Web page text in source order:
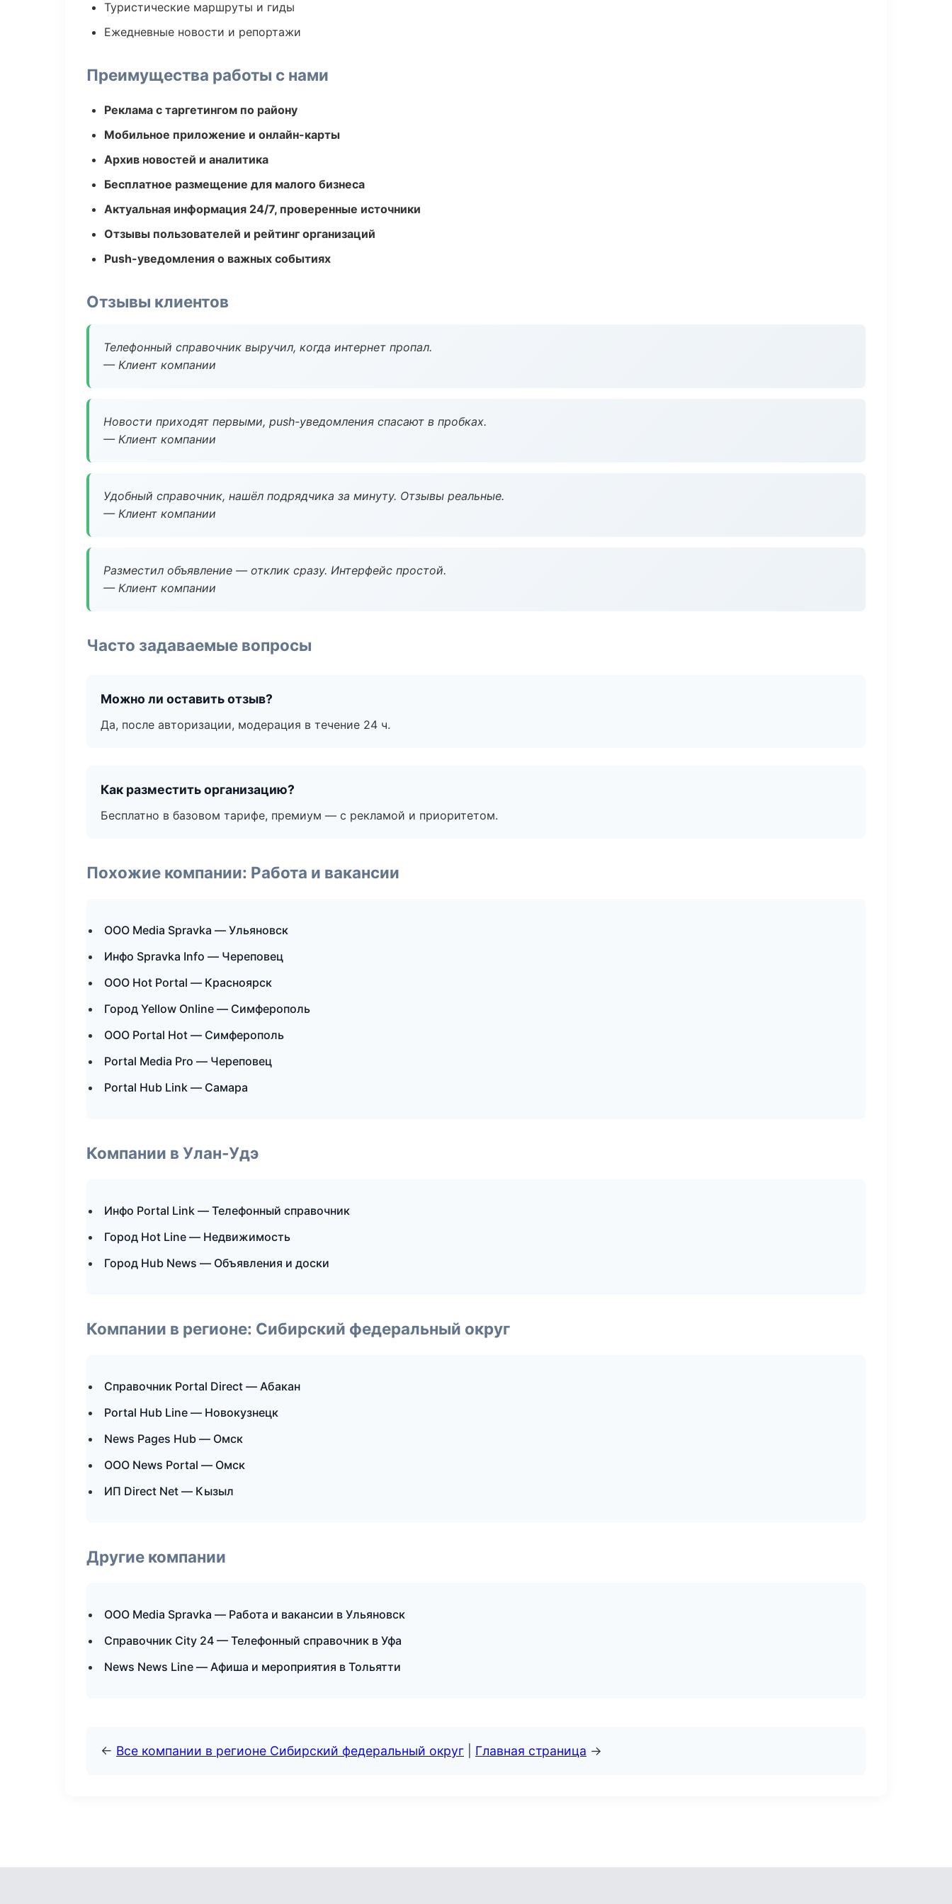
Туристические маршруты и гиды
Ежедневные новости и репортажи
Преимущества работы с нами
Реклама с таргетингом по району
Мобильное приложение и онлайн-карты
Архив новостей и аналитика
Бесплатное размещение для малого бизнеса
Актуальная информация 24/7, проверенные источники
Отзывы пользователей и рейтинг организаций
Push-уведомления о важных событиях
Отзывы клиентов
Телефонный справочник выручил, когда интернет пропал.
— Клиент компании
Новости приходят первыми, push-уведомления спасают в пробках.
— Клиент компании
Удобный справочник, нашёл подрядчика за минуту. Отзывы реальные.
— Клиент компании
Разместил объявление — отклик сразу. Интерфейс простой.
— Клиент компании
Часто задаваемые вопросы
Можно ли оставить отзыв?
Да, после авторизации, модерация в течение 24 ч.
Как разместить организацию?
Бесплатно в базовом тарифе, премиум — с рекламой и приоритетом.
Похожие компании: Работа и вакансии
ООО Media Spravka — Ульяновск
Инфо Spravka Info — Череповец
ООО Hot Portal — Красноярск
Город Yellow Online — Симферополь
ООО Portal Hot — Симферополь
Portal Media Pro — Череповец
Portal Hub Link — Самара
Компании в Улан-Удэ
Инфо Portal Link — Телефонный справочник
Город Hot Line — Недвижимость
Город Hub News — Объявления и доски
Компании в регионе: Сибирский федеральный округ
Справочник Portal Direct — Абакан
Portal Hub Line — Новокузнецк
News Pages Hub — Омск
ООО News Portal — Омск
ИП Direct Net — Кызыл
Другие компании
ООО Media Spravka — Работа и вакансии в Ульяновск
Справочник City 24 — Телефонный справочник в Уфа
News News Line — Афиша и мероприятия в Тольятти
← Все компании в регионе Сибирский федеральный округ Главная страница →